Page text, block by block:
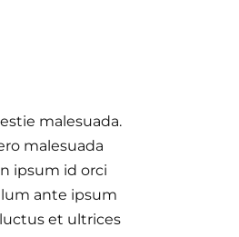
malesuada.
malesuada
ipsum id orci
ante ipsum
et ultrices